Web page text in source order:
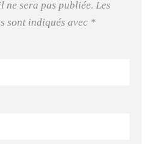
ne sera pas publiée. Les
sont indiqués avec *